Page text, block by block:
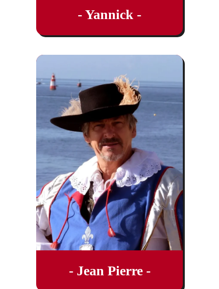
- Yannick -
- Jean Pierre -